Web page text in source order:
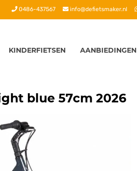
0486-437567 info@defietsmaker.nl
KINDERFIETSEN AANBIEDINGEN
blue 57cm 2026